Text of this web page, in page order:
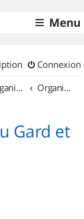
Menu
Connexion
Organisation de sorties & Recherche de partenaires Organisation de sorties en région Languedoc Roussillon
Gard et